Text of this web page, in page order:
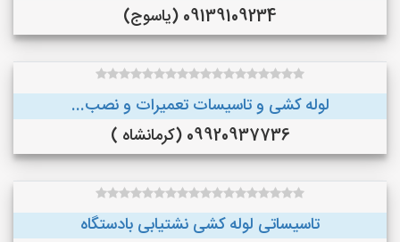
09139109234 (یاسوج)
لوله کشی و تاسیسات تعمیرات و نصب...
09920937736 (کرمانشاه )
تاسیساتی لوله کشی نشتیابی بادستگاه